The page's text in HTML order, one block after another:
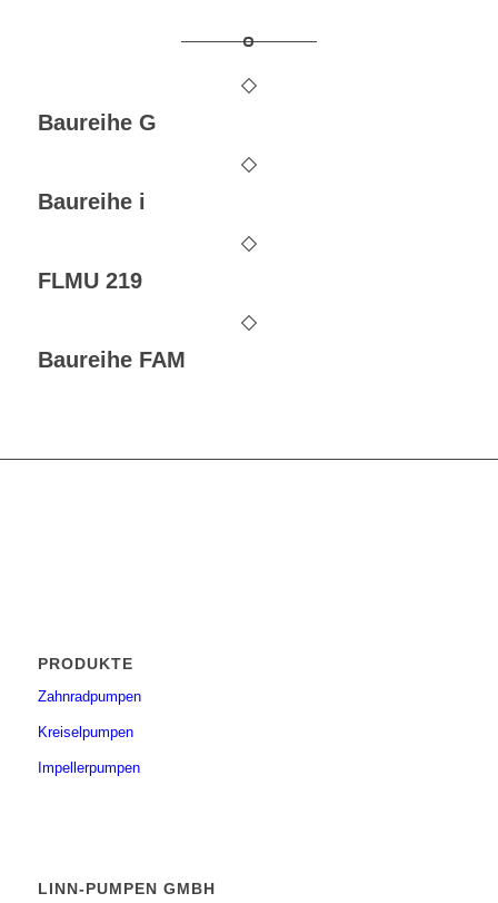
Baureihe G
Baureihe i
FLMU 219
Baureihe FAM
PRODUKTE
Zahnradpumpen
Kreiselpumpen
Impellerpumpen
LINN-PUMPEN GMBH